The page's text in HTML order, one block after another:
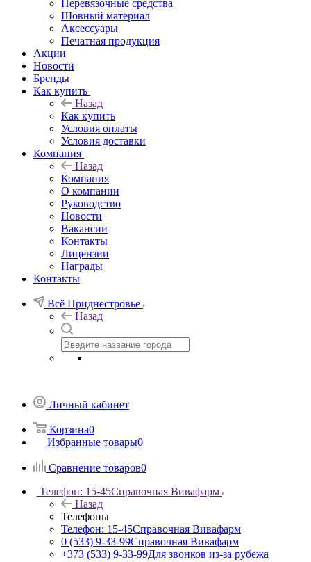
Перевязочные средства
Шовный материал
Аксессуары
Печатная продукция
Акции
Новости
Бренды
Как купить
Назад
Как купить
Условия оплаты
Условия доставки
Компания
Назад
Компания
О компании
Руководство
Новости
Вакансии
Контакты
Лицензии
Награды
Контакты
Всё Приднестровье
Назад
Личный кабинет
Корзина0
Избранные товары0
Сравнение товаров0
Телефон: 15-45Справочная Вивафарм
Назад
Телефоны
Телефон: 15-45Справочная Вивафарм
0 (533) 9-33-99Справочная Вивафарм
+373 (533) 9-33-99Для звонков из-за рубежа